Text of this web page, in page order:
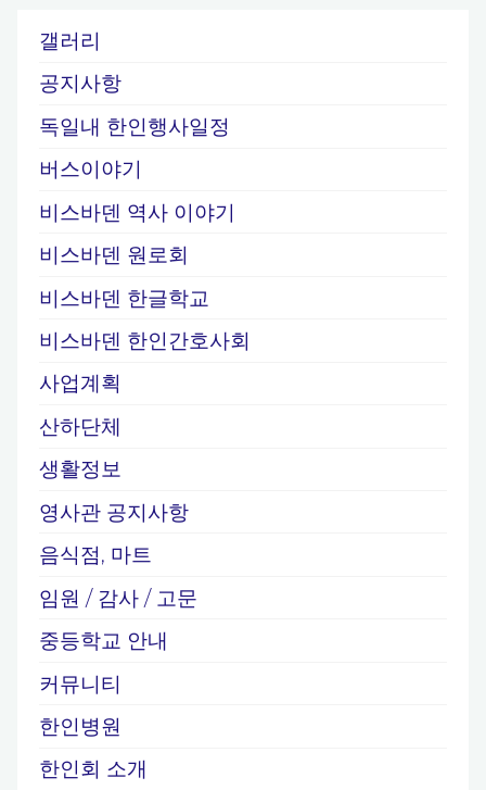
갤러리
공지사항
독일내 한인행사일정
버스이야기
비스바덴 역사 이야기
비스바덴 원로회
비스바덴 한글학교
비스바덴 한인간호사회
사업계획
산하단체
생활정보
영사관 공지사항
음식점, 마트
임원 / 감사 / 고문
중등학교 안내
커뮤니티
한인병원
한인회 소개